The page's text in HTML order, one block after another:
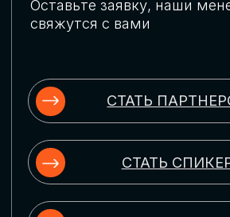
ИСКУССТВЕННЫЙ
Узнаем как компании адаптируются к
новой ИИ-реальности. Как ИИ-
сотрудники становятся
«полноправными» членами команды, как
ИИ-помощники забирают на себя рутину
и как можно значительно увеличить
производительность без огромных
затрат на нейросети
ЦИФРОВИЗАЦИЯ
УПРАВЛЕНИЯ ПЕРСОНАЛОМ